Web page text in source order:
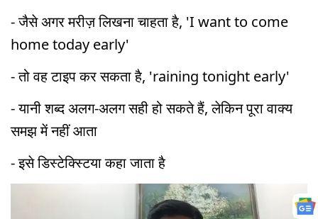
- जैसे अगर मरीज़ लिखना चाहता है, 'I want to come
home today early'
- तो वह टाइप कर सकता है, 'raining tonight early'
- यानी शब्द अलग-अलग सही हो सकते हैं, लेकिन पूरा वाक्य
समझ में नहीं आता
- इसे डिस्टेक्स्टिया कहा जाता है